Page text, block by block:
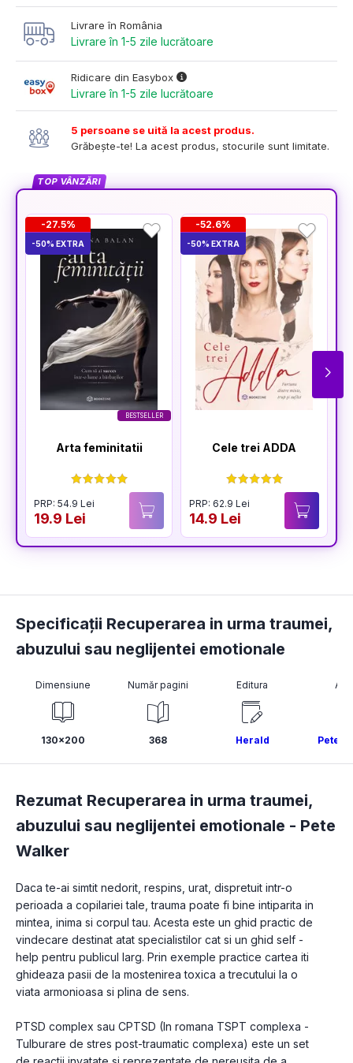
Livrare în România
Livrare în 1-5 zile lucrătoare
Ridicare din Easybox
Livrare în 1-5 zile lucrătoare
5 persoane se uită la acest produs.
Grăbește-te! La acest produs, stocurile sunt limitate.
TOP VÂNZĂRI
BESTSELLER
-27.5%
-50% EXTRA
Arta feminitatii
PRP: 54.9 Lei
19.9 Lei
-52.6%
-50% EXTRA
Cele trei ADDA
PRP: 62.9 Lei
14.9 Lei
Specificații Recuperarea in urma traumei,
abuzului sau neglijentei emotionale
Dimensiune
130x200
Număr pagini
368
Editura
Herald Pete
Rezumat Recuperarea in urma traumei,
abuzului sau neglijentei emotionale - Pete
Walker
Daca te-ai simtit nedorit, respins, urat, dispretuit intr-o
perioada a copilariei tale, trauma poate fi bine intiparita in
mintea, inima si corpul tau. Acesta este un ghid practic de
vindecare destinat atat specialistilor cat si un ghid self -
help pentru publicul larg. Prin exemple practice cartea iti
ghideaza pasii de la mostenirea toxica a trecutului la o
viata armonioasa si plina de sens.
PTSD complex sau CPTSD (In romana TSPT complexa -
Tulburare de stres post-traumatic complexa) este un set